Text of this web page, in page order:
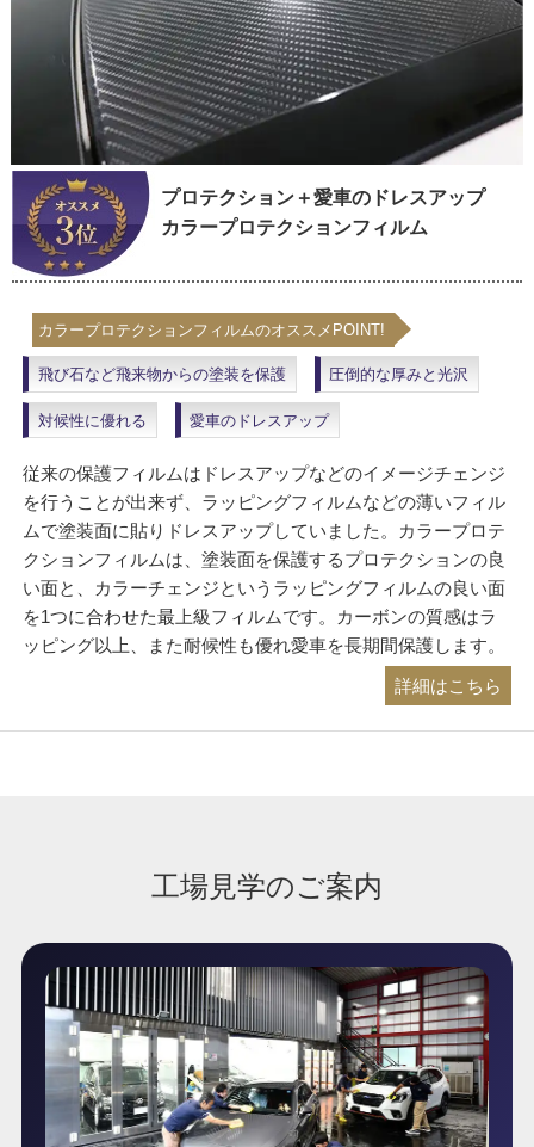
プロテクション＋愛車のドレスアップ
カラープロテクションフィルム
カラープロテクションフィルムのオススメPOINT!
飛び石など飛来物からの塗装を保護 圧倒的な厚みと光沢
対候性に優れる 愛車のドレスアップ
従来の保護フィルムはドレスアップなどのイメージチェンジ
を行うことが出来ず、ラッピングフィルムなどの薄いフィル
ムで塗装面に貼りドレスアップしていました。カラープロテ
クションフィルムは、塗装面を保護するプロテクションの良
い面と、カラーチェンジというラッピングフィルムの良い面
を1つに合わせた最上級フィルムです。カーボンの質感はラ
ッピング以上、また耐候性も優れ愛車を長期間保護します。
詳細はこちら
工場見学のご案内